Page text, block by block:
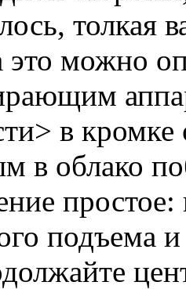
толкая
можно
в
в облако
простое:
подъема